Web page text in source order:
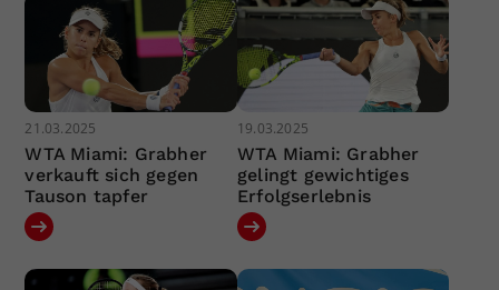
21.03.2025
WTA Miami: Grabher
verkauft sich gegen
Tauson tapfer
19.03.2025
WTA Miami: Grabher
gelingt gewichtiges
Erfolgserlebnis